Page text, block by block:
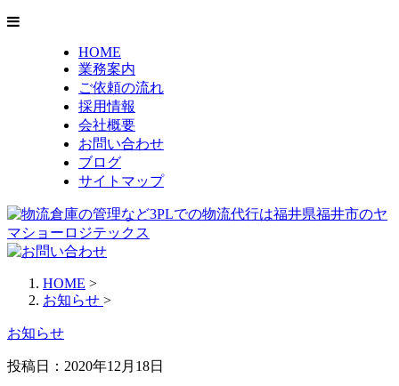
HOME
業務案内
ご依頼の流れ
採用情報
会社概要
お問い合わせ
ブログ
サイトマップ
HOME >
お知らせ >
お知らせ
投稿日： 2020年12月18日